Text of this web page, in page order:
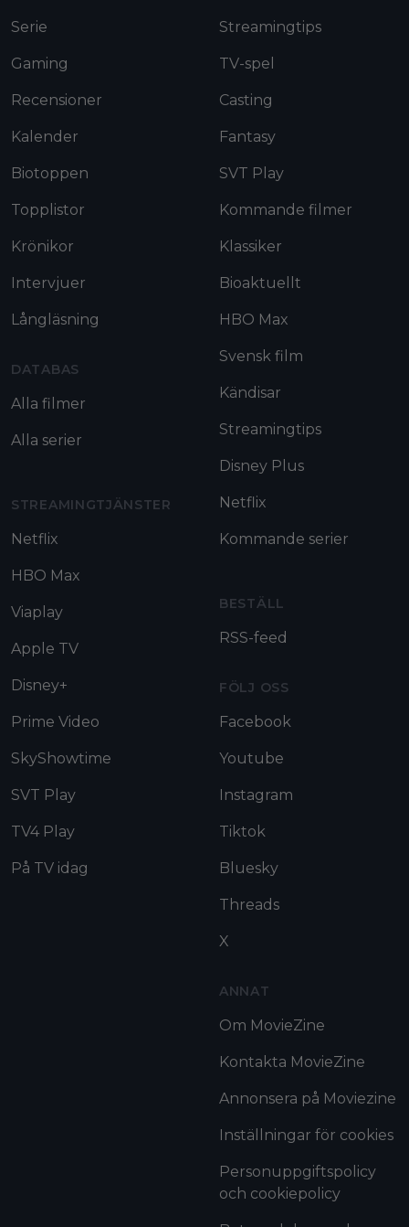
Serie
Gaming
Recensioner
Kalender
Biotoppen
Topplistor
Krönikor
Intervjuer
Långläsning
DATABAS
Alla filmer
Alla serier
STREAMINGTJÄNSTER
Netflix
HBO Max
Viaplay
Apple TV
Disney+
Prime Video
SkyShowtime
SVT Play
TV4 Play
På TV idag
Streamingtips
TV-spel
Casting
Fantasy
SVT Play
Kommande filmer
Klassiker
Bioaktuellt
HBO Max
Svensk film
Kändisar
Streamingtips
Disney Plus
Netflix
Kommande serier
BESTÄLL
RSS-feed
FÖLJ OSS
Facebook
Youtube
Instagram
Tiktok
Bluesky
Threads
X
ANNAT
Om MovieZine
Kontakta MovieZine
Annonsera på Moviezine
Inställningar för cookies
Personuppgiftspolicy
och cookiepolicy